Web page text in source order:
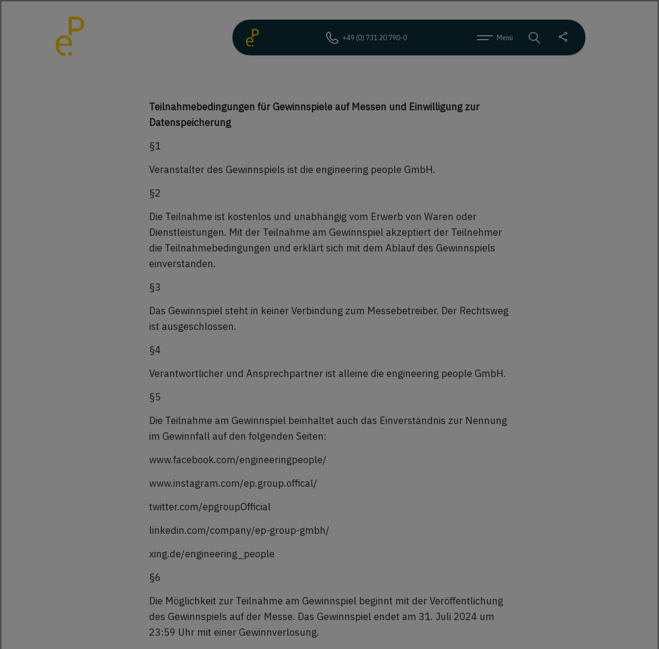
+49 (0) 731 20 790-0 Menü
Teilnahmebedingungen für Gewinnspiele auf Messen und Einwilligung zur
Datenspeicherung
§1
Veranstalter des Gewinnspiels ist die engineering people GmbH.
§2
Die Teilnahme ist kostenlos und unabhängig vom Erwerb von Waren oder
Dienstleistungen. Mit der Teilnahme am Gewinnspiel akzeptiert der Teilnehmer
die Teilnahmebedingungen und erklärt sich mit dem Ablauf des Gewinnspiels
einverstanden.
§3
Das Gewinnspiel steht in keiner Verbindung zum Messebetreiber. Der Rechtsweg
ist ausgeschlossen.
§4
Verantwortlicher und Ansprechpartner ist alleine die engineering people GmbH.
§5
Die Teilnahme am Gewinnspiel beinhaltet auch das Einverständnis zur Nennung
im Gewinnfall auf den folgenden Seiten:
www.facebook.com/engineeringpeople/
www.instagram.com/ep.group.offical/
twitter.com/epgroupOfficial
linkedin.com/company/ep-group-gmbh/
xing.de/engineering_people
§6
Die Möglichkeit zur Teilnahme am Gewinnspiel beginnt mit der Veröffentlichung
des Gewinnspiels auf der Messe. Das Gewinnspiel endet am 31. Juli 2024 um
23:59 Uhr mit einer Gewinnverlosung.